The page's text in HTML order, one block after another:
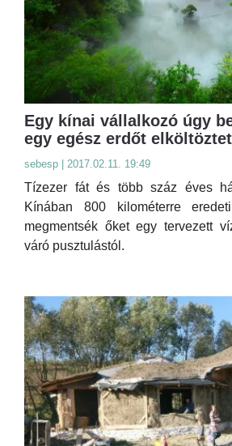
Egy kínai vállalkozó úgy
egy egész erdőt
sebesp | 2017.02.11. 19:49
Tízezer fát és több száz éves
Kínában 800 kilométerre
megmentsék őket egy tervezett
váró pusztulástól.